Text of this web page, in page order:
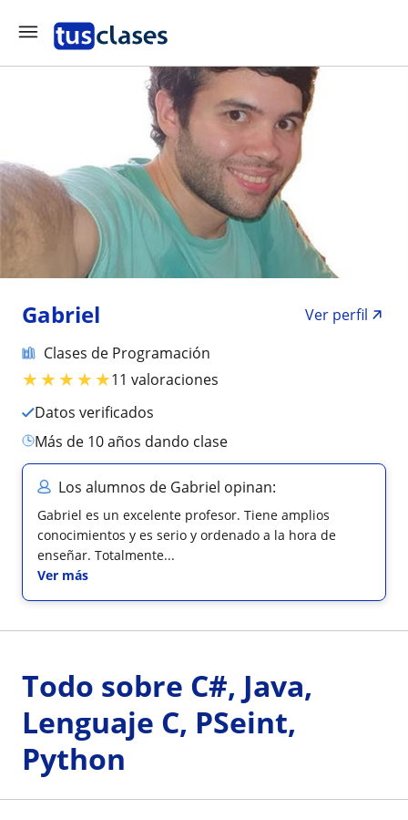
Gabriel
Ver perfil
Clases de Programación
★★★★★11 valoraciones
Datos verificados
más de 10 años dando clase
Los alumnos de Gabriel opinan:
Gabriel es un excelente profesor. Tiene amplios
conocimientos y es serio y ordenado a la hora de
enseñar. Totalmente...
Ver más
Todo sobre C#, Java,
Lenguaje C, PSeint,
Python